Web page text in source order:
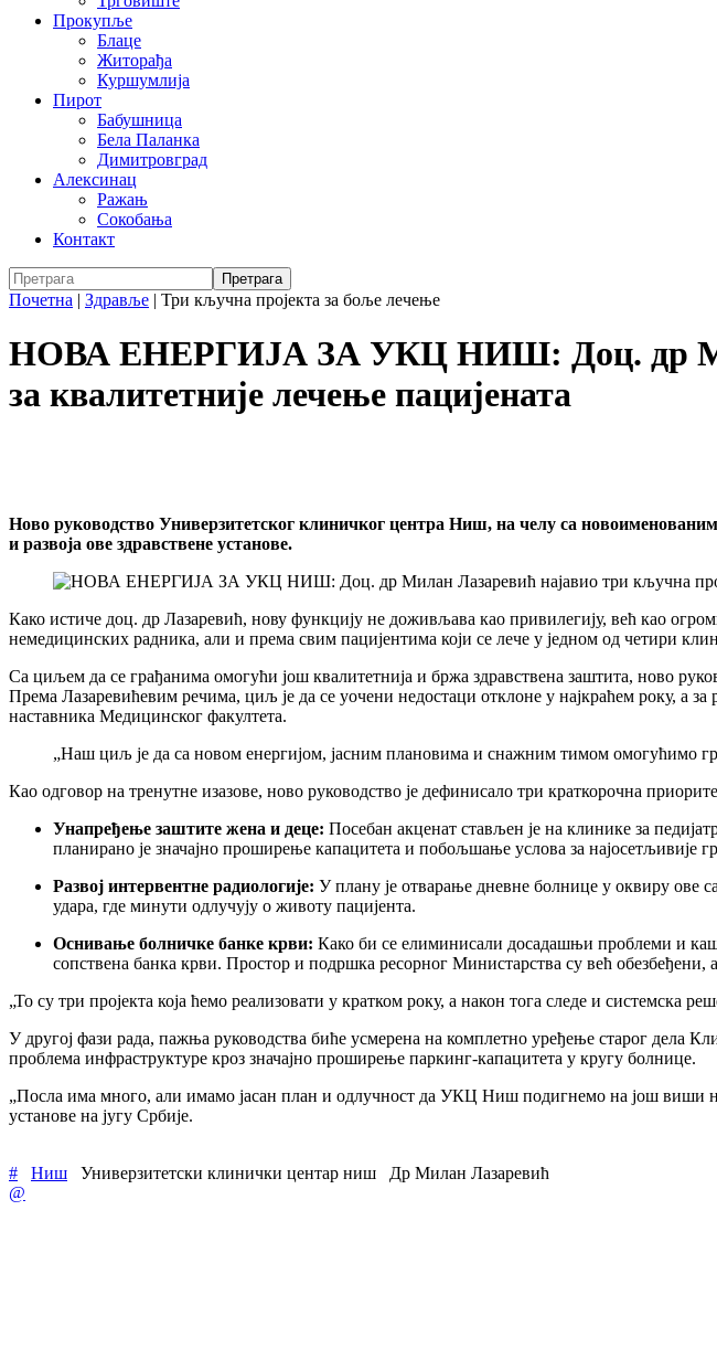
Прокупље
Блаце
Житорађа
Куршумлија
Пирот
Бабушница
Бела Паланка
Димитровград
Алексинац
Ражањ
Сокобања
Контакт
Почетна | Здравље | Три кључна пројекта за боље лечење
НОВА ЕНЕРГИЈА ЗА УКЦ НИШ: Доц. др
за квалитетније лечење пацијената
Ново руководство Универзитетског клиничког центра Ниш, на челу са
и развоја ове здравствене установе.
Како истиче доц. др Лазаревић, нову функцију не доживљава као привилегију, већ као
немедицинских радника, али и према свим пацијентима који се лече у једном од четири
Са циљем да се грађанима омогући још квалитетнија и бржа здравствена заштита, ново
Према Лазаревићевим речима, циљ је да се уочени недостаци отклоне у најкраћем року, а
наставника Медицинског факултета.
„Наш циљ је да са новом енергијом, јасним плановима и снажним тимом омогућимо
Као одговор на тренутне изазове, ново руководство је дефинисало три краткорочна
Унапређење заштите жена и деце: Посебан акценат стављен је на клинике за
планирано је значајно проширење капацитета и побољшање услова за најосетљивије
Развој интервентне радиологије: У плану је отварање дневне болнице у оквиру ове
удара, где минути одлучују о животу пацијента.
Оснивање болничке банке крви: Како би се елиминисали досадашњи проблеми и
сопствена банка крви. Простор и подршка ресорног Министарства су већ обезбеђени,
„То су три пројекта која ћемо реализовати у кратком року, а након тога следе и системска
У другој фази рада, пажња руководства биће усмерена на комплетно уређење старог дела
проблема инфраструктуре кроз значајно проширење паркинг-капацитета у кругу болнице.
„Посла има много, али имамо јасан план и одлучност да УКЦ Ниш подигнемо на још виши
установе на југу Србије.
# Ниш Универзитетски клинички центар ниш
Др Милан Лазаревић
@